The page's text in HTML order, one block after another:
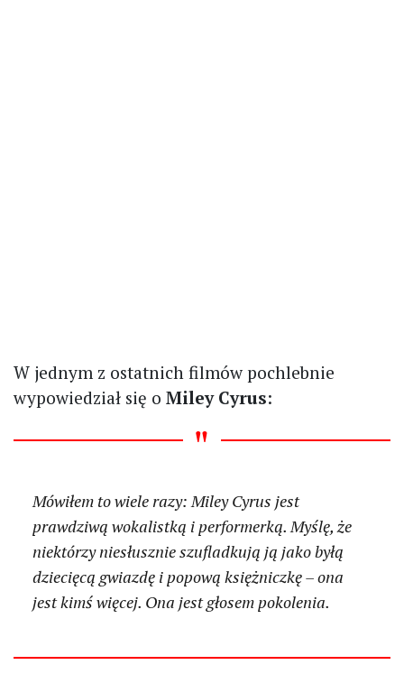
W jednym z ostatnich filmów pochlebnie
wypowiedział się o Miley Cyrus:
Mówiłem to wiele razy: Miley Cyrus jest
prawdziwą wokalistką i performerką. Myślę, że
niektórzy niesłusznie szufladkują ją jako byłą
dziecięcą gwiazdę i popową księżniczkę – ona
jest kimś więcej. Ona jest głosem pokolenia.